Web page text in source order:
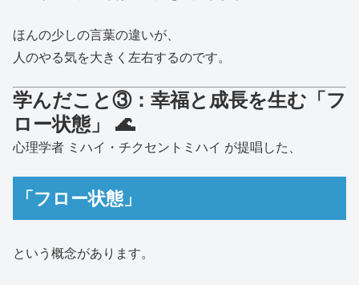
ほんの少しの言葉の違いが、
人のやる気を大きく左右するのです。
学んだこと③：幸福と成長を生む「フ
ロー状態」 🌊
心理学者 ミハイ・チクセントミハイ が提唱した、
「フロー状態」
という概念があります。